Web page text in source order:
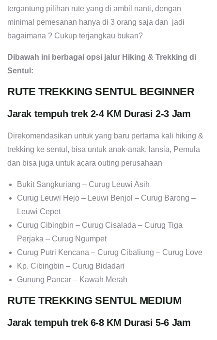
tergantung pilihan rute yang di ambil nanti, dengan
minimal pemesanan hanya di 3 orang saja dan jadi
bagaimana ? Cukup terjangkau bukan?
Dibawah ini berbagai opsi jalur Hiking & Trekking di
Sentul:
RUTE TREKKING SENTUL BEGINNER
Jarak tempuh trek 2-4 KM Durasi 2-3 Jam
Direkomendasikan untuk yang baru pertama kali hiking &
trekking ke sentul, bisa untuk anak-anak, lansia, Pemula
dan bisa juga untuk acara outing perusahaan
Bukit Sangkuriang – Curug Leuwi Asih
Curug Leuwi Hejo – Leuwi Benjol – Curug Barong –
Leuwi Cepet
Curug Cibingbin – Curug Cisalada – Curug Tiga
Perjaka – Curug Ngumpet
Curug Putri Kencana – Curug Cibaliung – Curug Love
Kp. Cibingbin – Curug Bidadari
Gunung Pancar – Kawah Merah
RUTE TREKKING SENTUL MEDIUM
Jarak tempuh trek 6-8 KM Durasi 5-6 Jam